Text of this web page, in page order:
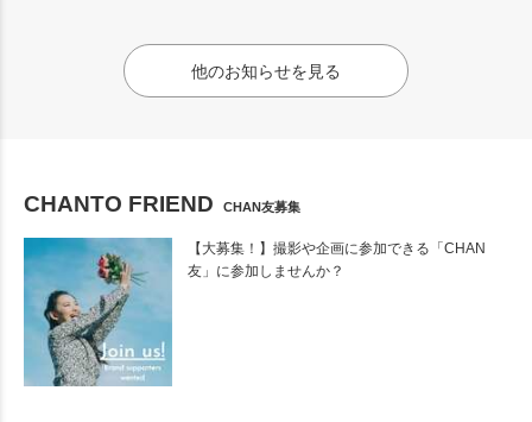
他のお知らせを見る
CHANTO FRIEND CHAN友募集
【大募集！】撮影や企画に参加できる「CHAN
友」に参加しませんか？